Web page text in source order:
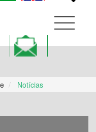
Notícias